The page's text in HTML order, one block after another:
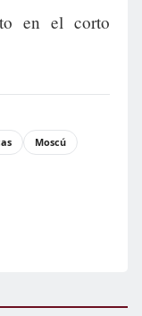
en el corto
Moscú